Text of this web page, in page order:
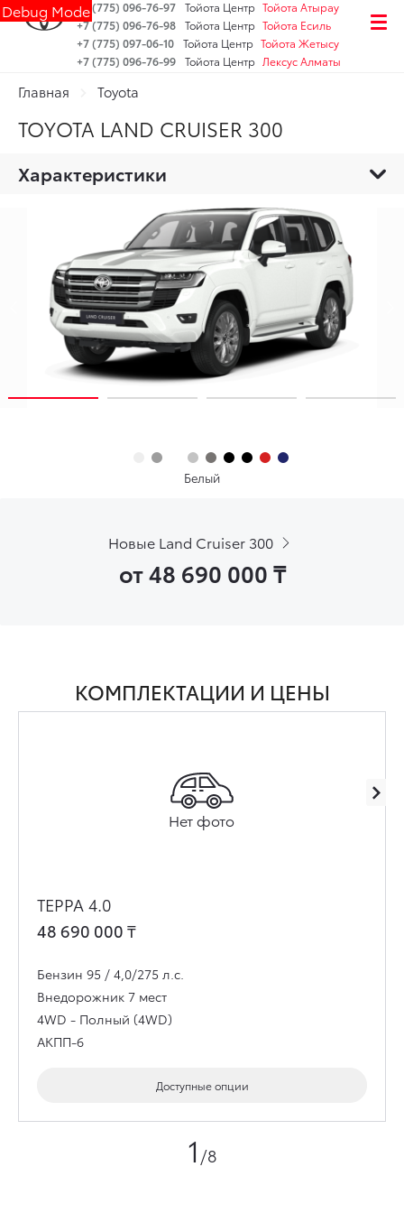
Debug Mode+7 (775) 096-76-97 Тойота Центр Тойота Атырау
+7 (775) 096-76-98 Тойота Центр Тойота Есиль
+7 (775) 097-06-10 Тойота Центр Тойота Жетысу
+7 (775) 096-76-99 Тойота Центр Лексус Алматы
Главная Toyota
TOYOTA LAND CRUISER 300
Характеристики
Белый
Новые Land Cruiser 300
от 48 690 000 ₸
КОМПЛЕКТАЦИИ И ЦЕНЫ
Нет фото
ТЕРРА 4.0
48 690 000 ₸
Бензин 95 / 4,0/275 л.с.
Внедорожник 7 мест
4WD - Полный (4WD)
АКПП-6
Доступные опции
1 /8